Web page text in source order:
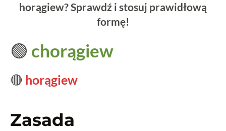
horągiew? Sprawdź i stosuj prawidłową
formę!
🟢 chorągiew
🔴 horągiew
Zasada